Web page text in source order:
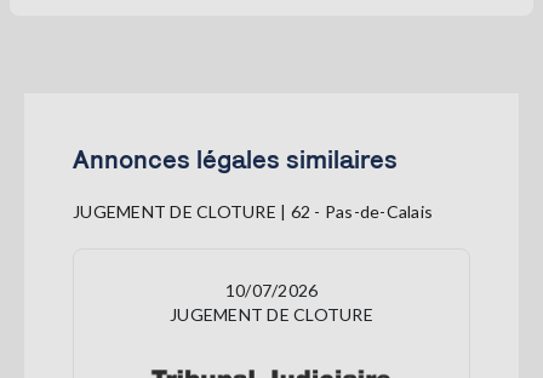
Annonces légales similaires
JUGEMENT DE CLOTURE | 62 - Pas-de-Calais
10/07/2026
JUGEMENT DE CLOTURE